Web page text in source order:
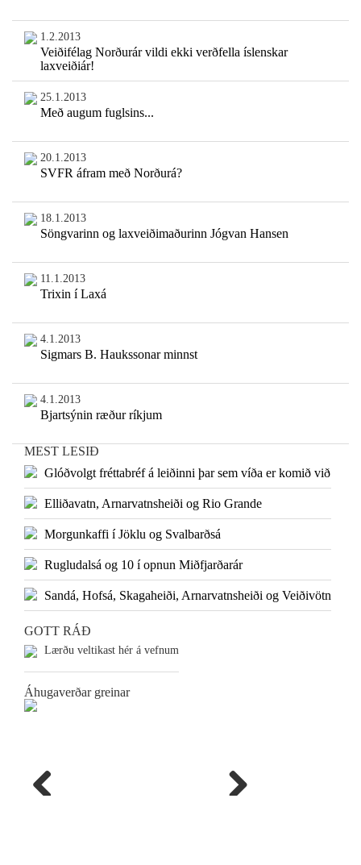
1.2.2013
Veiðifélag Norðurár vildi ekki verðfella íslenskar
laxveiðiár!
25.1.2013
Með augum fuglsins...
20.1.2013
SVFR áfram með Norðurá?
18.1.2013
Söngvarinn og laxveiðimaðurinn Jógvan Hansen
11.1.2013
Trixin í Laxá
4.1.2013
Sigmars B. Haukssonar minnst
4.1.2013
Bjartsýnin ræður ríkjum
MEST LESIÐ
Glóðvolgt fréttabréf á leiðinni þar sem víða er komið við
Elliðavatn, Arnarvatnsheiði og Rio Grande
Morgunkaffi í Jöklu og Svalbarðsá
Rugludalsá og 10 í opnun Miðfjarðarár
Sandá, Hofsá, Skagaheiði, Arnarvatnsheiði og Veiðivötn
GOTT RÁÐ
Lærðu veltikast hér á vefnum
Áhugaverðar greinar